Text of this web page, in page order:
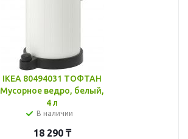
IKEA 80494031 ТОФТАН
Мусорное ведро, белый,
4 л
В наличии
18 290₸